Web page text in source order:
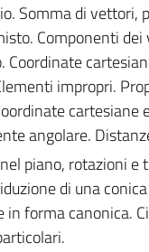
Somma di
Componenti
Coordinate
impropri.
angolare.
piano, rotazioni
di una
forma canonica.